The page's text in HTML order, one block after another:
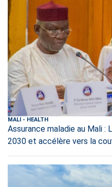
MALI - HEALTH
Assurance maladie au Mali :
2030 et accélère vers la